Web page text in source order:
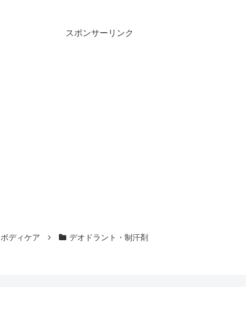
スポンサーリンク
ボディケア デオドラント・制汗剤